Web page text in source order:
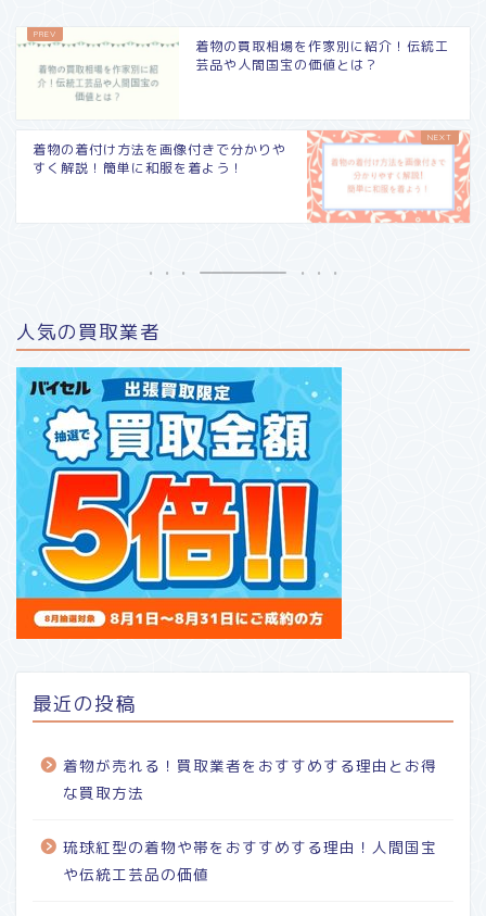
着物の買取相場を作家別に紹介！伝統工
芸品や人間国宝の価値とは？
着物の着付け方法を画像付きで分かりや
すく解説！簡単に和服を着よう！
人気の買取業者
最近の投稿
着物が売れる！買取業者をおすすめする理由とお得
な買取方法
琉球紅型の着物や帯をおすすめする理由！人間国宝
や伝統工芸品の価値